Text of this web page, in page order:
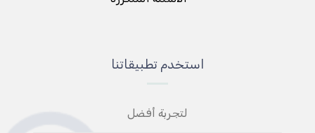
استخدم تطبيقاتنا
لتجربة أفضل